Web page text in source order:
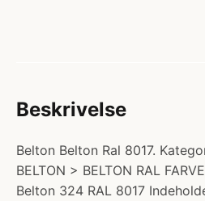
Beskrivelse
Belton Belton Ral 8017.
BELTON > BELTON RAL
Belton 324 RAL 8017